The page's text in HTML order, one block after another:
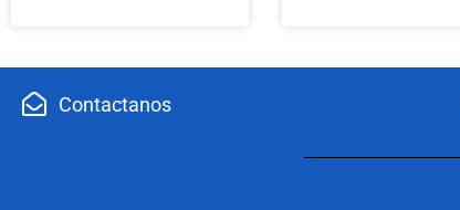
Contactanos